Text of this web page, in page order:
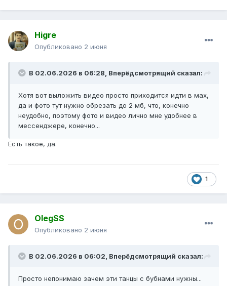
Higre
Опубликовано 2 июня
В 02.06.2026 в 06:28, Вперёдсмотрящий сказал:
Хотя вот выложить видео просто приходится идти в мах,
да и фото тут нужно обрезать до 2 мб, что, конечно
неудобно, поэтому фото и видео лично мне удобнее в
мессенджере, конечно...
Есть такое, да.
1
OlegSS
Опубликовано 2 июня
В 02.06.2026 в 06:02, Вперёдсмотрящий сказал:
Просто непонимаю зачем эти танцы с бубнами нужны...